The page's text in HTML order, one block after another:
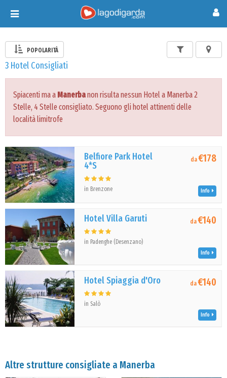
Toggle
navigation
POPOLARITÀ
3 Hotel Consigliati
Spiacenti ma a Manerbanon risulta nessun Hotel a Manerba 2
Stelle, 4 Stelle consigliato. Seguono gli hotel attinenti delle
località limitrofe
Belfiore Park Hotel
4*S
in Brenzone
da€178
Info
Hotel Villa Garuti
in Padenghe (Desenzano)
da€140
Info
Hotel Spiaggia d'Oro
in Salò
da€140
Info
Altre strutture consigliate a Manerba